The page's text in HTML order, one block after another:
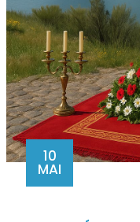
10
MAI